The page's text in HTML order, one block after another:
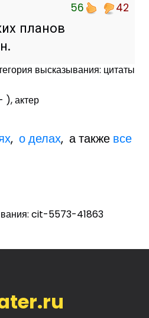
56 42
планов
высказывания: цитаты
), актер
,о делах, а также все
cit-5573-41863